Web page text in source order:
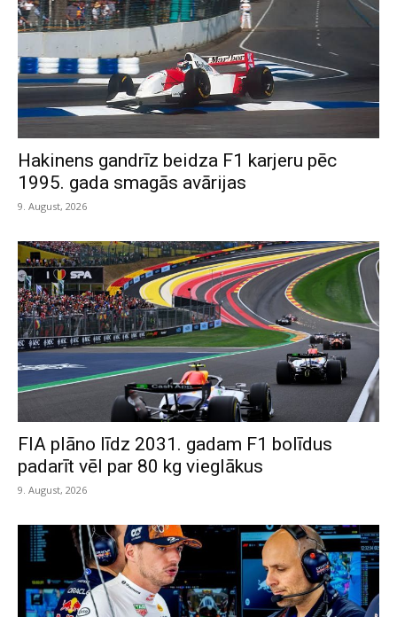
Hakinens gandrīz beidza F1 karjeru pēc
1995. gada smagās avārijas
9. August, 2026
FIA plāno līdz 2031. gadam F1 bolīdus
padarīt vēl par 80 kg vieglākus
9. August, 2026